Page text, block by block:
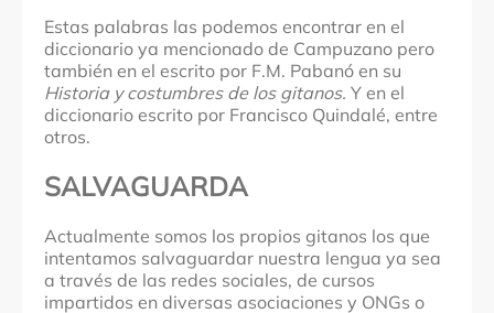
Estas palabras las podemos encontrar en el
diccionario ya mencionado de Campuzano pero
también en el escrito por F.M. Pabanó en su
Historia y costumbres de los gitanos. Y en el
diccionario escrito por Francisco Quindalé, entre
otros.
SALVAGUARDA
Actualmente somos los propios gitanos los que
intentamos salvaguardar nuestra lengua ya sea
a través de las redes sociales, de cursos
impartidos en diversas asociaciones y ONGs o